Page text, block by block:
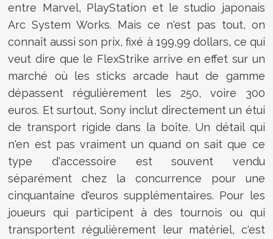
entre Marvel, PlayStation et le studio japonais
Arc System Works. Mais ce n'est pas tout, on
connaît aussi son prix, fixé à 199,99 dollars, ce qui
veut dire que le FlexStrike arrive en effet sur un
marché où les sticks arcade haut de gamme
dépassent régulièrement les 250, voire 300
euros. Et surtout, Sony inclut directement un étui
de transport rigide dans la boîte. Un détail qui
n'en est pas vraiment un quand on sait que ce
type d'accessoire est souvent vendu
séparément chez la concurrence pour une
cinquantaine d'euros supplémentaires. Pour les
joueurs qui participent à des tournois ou qui
transportent régulièrement leur matériel, c'est